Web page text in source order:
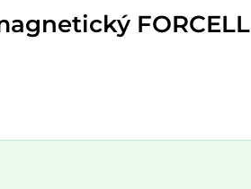
FORCELL